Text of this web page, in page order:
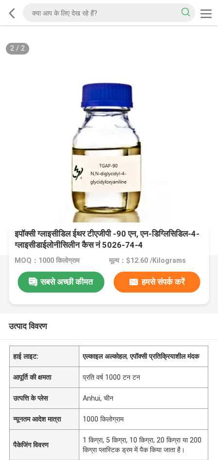
2/ 2
इपॉक्सी ग्लाइसीडिल ईथर टीएजीपी -90 एन, एन-डिग्लिसिडिल-4-
ग्लाइसीडाईलोनीसिलीन कैस नं 5026-74-4
MOQ：1000 किलोग्राम मूल्य：$12.60 /Kilograms
सबसे अच्छी कीमत हमसे संपर्क करें
उत्पाद विवरण
हाई लाइट: एल्काइल अल्कोहल,एपॉक्सी प्रतिक्रियाशील मंदक
आपूर्ति की क्षमता प्रति वर्ष 1000 टन टन
उत्पत्ति के प्लेस Anhui, चीन
न्यूनतम आदेश मात्रा 1000 किलोग्राम
पैकेजिंग विवरण
1 किग्रा, 5 किग्रा, 10 किग्रा, 20 किग्रा या 200
किग्रा प्लास्टिक ड्रम में पैक किया जाता है।